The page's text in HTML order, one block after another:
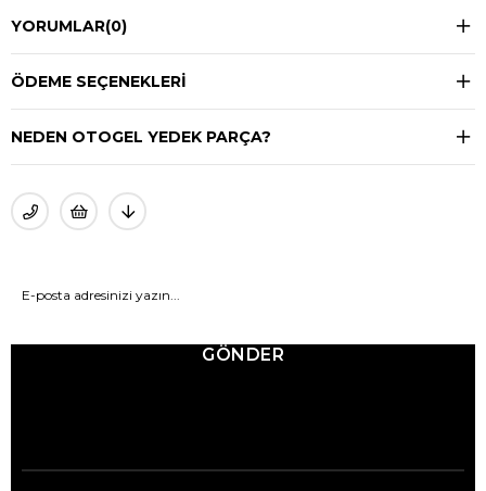
YORUMLAR(0)
ÖDEME SEÇENEKLERI
NEDEN OTOGEL YEDEK PARÇA?
GÖNDER